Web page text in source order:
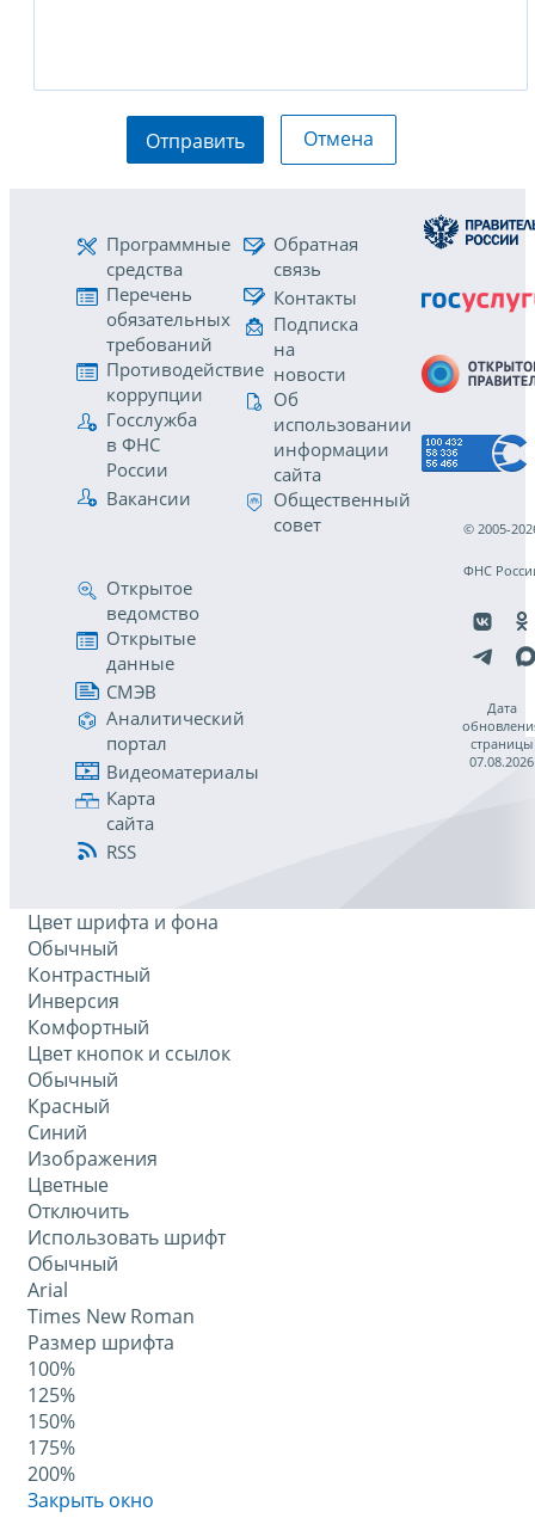
Отправить Отмена
Программные
средства
Перечень
обязательных
требований
Противодействие
коррупции
Госслужба
в ФНС
России
Вакансии
Обратная
связь
Контакты
Подписка
на
новости
Об
использовании
информации
сайта
Общественный
совет
Открытое
ведомство
Открытые
данные
СМЭВ
Аналитический
портал
Видеоматериалы
Карта
сайта
RSS
© 2005-
ФНС
Дата
страницы
07.08.2026
Цвет шрифта и фона
Обычный
Контрастный
Инверсия
Комфортный
Цвет кнопок и ссылок
Обычный
Красный
Синий
Изображения
Цветные
Отключить
Использовать шрифт
Обычный
Arial
Times New Roman
Размер шрифта
100%
125%
150%
175%
200%
Закрыть окно